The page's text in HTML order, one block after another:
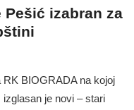
Pešić izabran za
BIOGRADA na kojoj
je novi – stari